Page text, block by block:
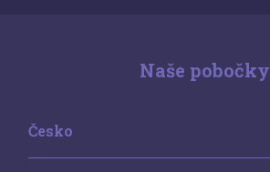
Naše pobočky
Česko